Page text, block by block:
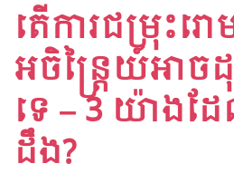
តើការជម្រុះ​រោ
អចិន្ត្រៃយ៍អា
ទេ – 3 យ៉ាងដ
ដឹង?